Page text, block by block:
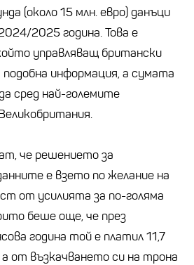
(около 15 млн. евро) данъци
2025 година. Това е
управляващ британски
информация, а сумата
сред най-големите
че решението за
е взето по желание на
от усилията за по-голяма
беше още, че през
година той е платил 11,7
а от възкачването си на трона